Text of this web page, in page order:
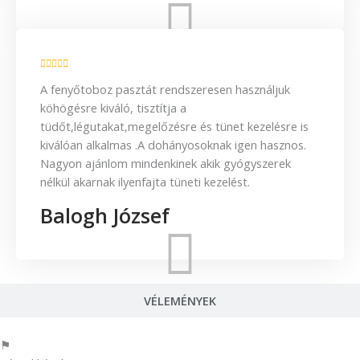
VÉLEMÉNYEK
A fenyőtoboz pasztát rendszeresen használjuk
köhögésre kiváló, tisztítja a
tüdőt,légutakat,megelőzésre és tünet kezelésre is
kiválóan alkalmas .A dohányosoknak igen hasznos.
Nagyon ajánlom mindenkinek akik gyógyszerek
nélkül akarnak ilyenfajta tüneti kezelést.
Balogh József
⚑